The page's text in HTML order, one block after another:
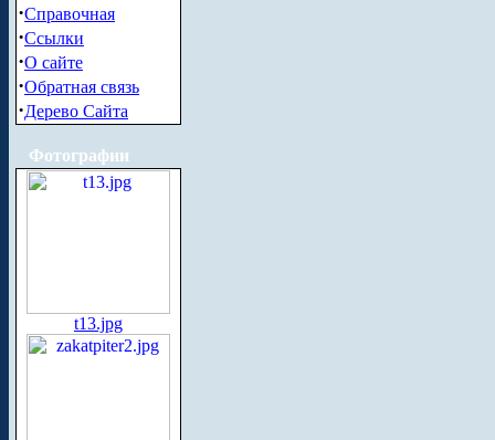
·Справочная
·Ссылки
·О сайте
·Обратная связь
·Дерево Сайта
Фотографии
t13.jpg